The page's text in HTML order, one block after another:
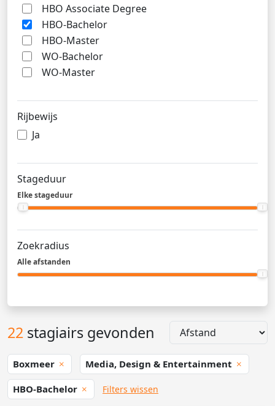
HBO Associate Degree
HBO-Bachelor
HBO-Master
WO-Bachelor
WO-Master
Rijbewijs
Ja
Stageduur
Elke stageduur
Zoekradius
Alle afstanden
22 stagiairs gevonden
Boxmeer Media, Design & Entertainment
HBO-Bachelor Filters wissen